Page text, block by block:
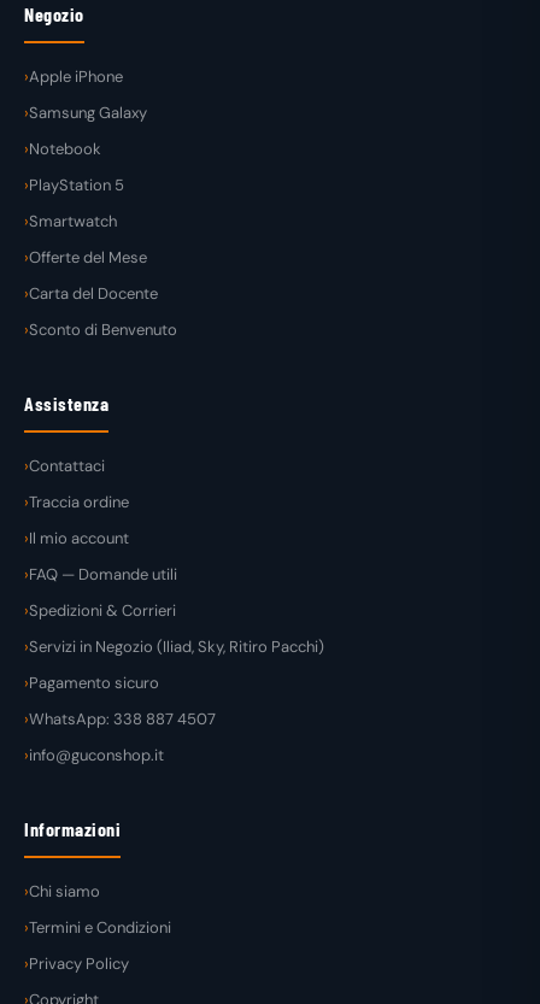
Negozio
Apple iPhone
Samsung Galaxy
Notebook
PlayStation 5
Smartwatch
Offerte del Mese
Carta del Docente
Sconto di Benvenuto
Assistenza
Contattaci
Traccia ordine
Il mio account
FAQ — Domande utili
Spedizioni & Corrieri
Servizi in Negozio (Iliad, Sky, Ritiro Pacchi)
Pagamento sicuro
WhatsApp: 338 887 4507
info@guconshop.it
Informazioni
Chi siamo
Termini e Condizioni
Privacy Policy
Copyright